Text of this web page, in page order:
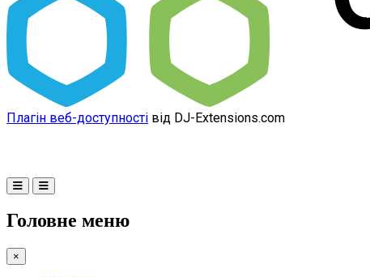
Плагін веб-доступності від DJ-Extensions.com
Головне меню
×